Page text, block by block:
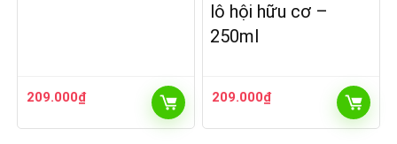
209.000₫
lô hội hữu cơ –
250ml
209.000₫